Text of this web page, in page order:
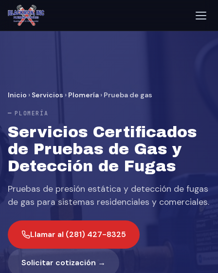
Inicio › Servicios › Plomería › Prueba de gas
PLOMERÍA
Servicios Certificados
de Pruebas de Gas y
Detección de Fugas
Pruebas de presión estática y detección de fugas
de gas para sistemas residenciales y comerciales.
Llamar al (281) 427-8325
Solicitar cotización →